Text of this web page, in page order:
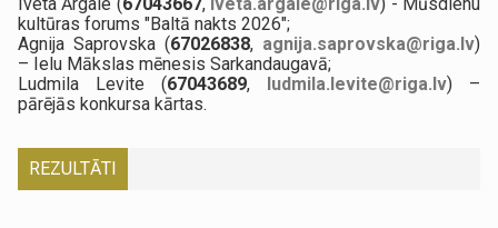
kultūras forums "Baltā nakts 2026";
Agnija Saprovska (67026838, agnija.saprovska@riga.lv)
– Ielu Mākslas mēnesis Sarkandaugavā;
Ludmila Levite (67043689, ludmila.levite@riga.lv) –
pārējās konkursa kārtas.
REZULTĀTI